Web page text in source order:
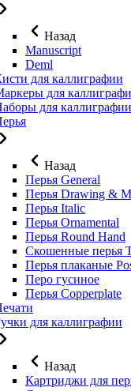
Назад
Manuscript
Deml
для каллиграфии
для
для каллиграфии
Назад
Перья General
Перья Drawing &
Перья Italic
Перья Ornamental
Перья Round Hand
Скошенные перья
Перья плаканые
Перо гусиное
Перья Copperplate
для каллиграфии
Назад
Картриджи для